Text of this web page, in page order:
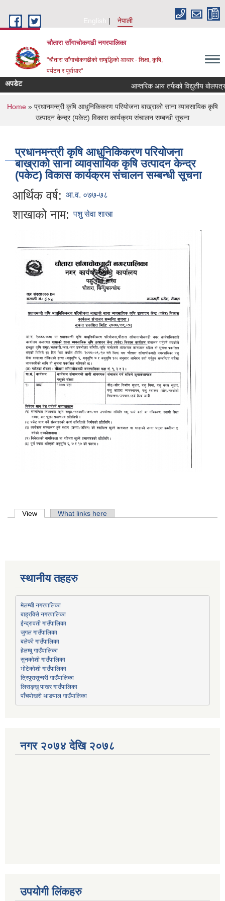
English
नेपाली
चौतारा साँगाचोकगढी नगरपालिका
"चौतारा साँगाचोकगढीको सम्बृद्धिको आधार - शिक्षा, कृषि,
पर्यटन र पूर्वाधार"
अपडेट आन्तरिक आय तर्फको विद्युतीय बोलपत्र
You are here
Home » प्रधानमन्त्री कृषि आधुनिकिकरण परियोजना बाख्राको साना व्यावसायिक कृषि
उत्पादन केन्द्र (पकेट) विकास कार्यक्रम संचालन सम्बन्धी सूचना
प्रधानमन्त्री कृषि आधुनिकिकरण परियोजना
बाख्राको साना व्यावसायिक कृषि उत्पादन केन्द्र
(पकेट) विकास कार्यक्रम संचालन सम्बन्धी सूचना
आर्थिक वर्ष: आ.व. ०७७-७८
शाखाको नाम: पशु सेवा शाखा
Primary tabs
View (active tab)What links here
स्थानीय तहहरु
मेलम्ची नगरपालिका
बाह्रविसे नगरपालिका
ईन्द्रावती गाउँपालिका
जुगल गाउँपालिका
बलेफी गाउँपालिका
हेलम्बु गाउँपालिका
सुनकोशी गाउँपालिका
भोटेकोशी गाउँपालिका
त्रिपुरासुन्दरी गाउँपालिका
लिसङ्खु पाखर गाउँपालिका
पाँचपोखरी थाङपाल गाउँपालिका
नगर २०७४ देखि २०७८
उपयोगी लिंकहरु